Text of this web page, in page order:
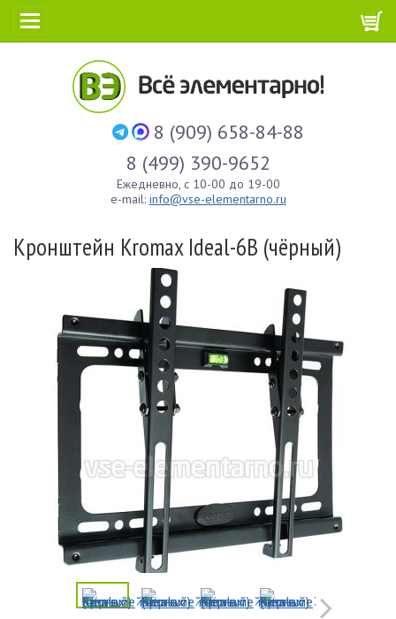
8 (909) 658-84-88
8 (499) 390-9652
Ежедневно, с 10-00 до 19-00
e-mail: info@vse-elementarno.ru
Кронштейн Kromax Ideal-6B (чёрный)